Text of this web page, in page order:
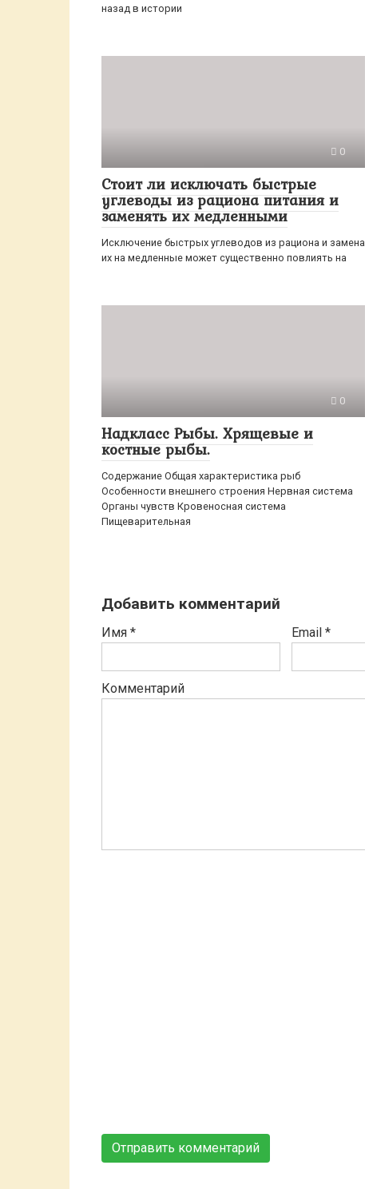
назад в истории
0
Стоит ли исключать быстрые
углеводы из рациона питания и
заменять их медленными
Исключение быстрых углеводов из рациона и замена
их на медленные может существенно повлиять на
0
Надкласс Рыбы. Хрящевые и
костные рыбы.
Содержание Общая характеристика рыб
Особенности внешнего строения Нервная система
Органы чувств Кровеносная система
Пищеварительная
Добавить комментарий
Имя * Email *
Комментарий